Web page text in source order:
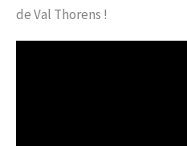
de Val Thorens !